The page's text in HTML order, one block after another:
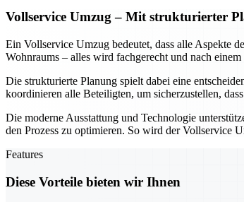
Vollservice Umzug – Mit strukturierter
Ein Vollservice Umzug bedeutet, dass alle Aspekte
Wohnraums – alles wird fachgerecht und nach
Die strukturierte Planung spielt dabei eine
koordinieren alle Beteiligten, um sicherzustellen,
Die moderne Ausstattung und Technologie
den Prozess zu optimieren. So wird der Vollservice
Features
Diese Vorteile bieten wir Ihnen